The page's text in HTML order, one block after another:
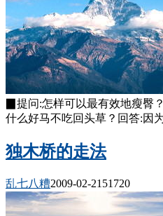
▉提问:怎样可以最有效地瘦臀
什么好马不吃回头草？回答:因
独木桥的走法
乱七八糟2009-02-21 51720